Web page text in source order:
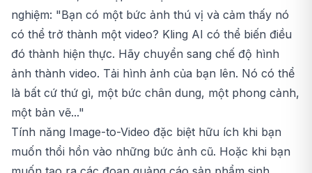
nghiệm: "Bạn có một bức ảnh thú vị và cảm thấy nó
có thể trở thành một video? Kling AI có thể biến điều
đó thành hiện thực. Hãy chuyển sang chế độ hình
ảnh thành video. Tải hình ảnh của bạn lên. Nó có thể
là bất cứ thứ gì, một bức chân dung, một phong cảnh,
một bản vẽ..."
Tính năng Image-to-Video đặc biệt hữu ích khi bạn
muốn thổi hồn vào những bức ảnh cũ. Hoặc khi bạn